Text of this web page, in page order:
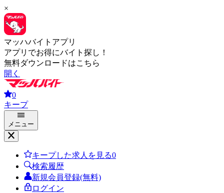
×
マッハバイトアプリ
アプリでお得にバイト探し！
無料ダウンロードはこちら
開く
0
キープ
メニュー
キープした求人を見る0
検索履歴
新規会員登録(無料)
ログイン